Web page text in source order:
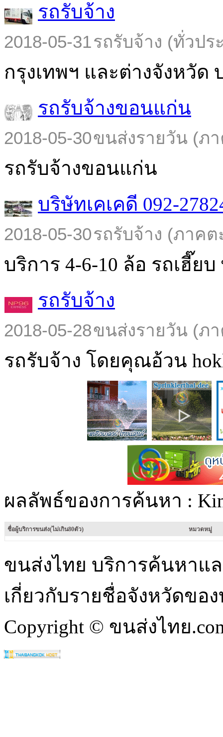
รถรับจ้าง
2018-05-31รถรับจ้าง (ทั่วปร
กรุงเทพฯ และต่างจังหวัด
รถรับจ้างขอนแก่น
2018-05-30ขนส่งรายวัน (ภ
รถรับจ้างขอนแก่น
บริษัทเคเคดี 092-
2018-05-30รถรับจ้าง (ภาคต
บริการ 4-6-10 ล้อ รถเฮี๊ยบ
รถรับจ้าง
2018-05-28ขนส่งรายวัน (ภ
รถรับจ้าง โดยคุณอ้วน
ผลลัพธ์ของการค้นหา :
ชื่อผู้บริการขนส่ง(ไม่เกิน80ตัว) หมวดหมู่
ขนส่งไทย บริการค้นหาแ
เกี่ยวกับรายชื่อจังหวัดขอ
Copyright © ขนส่งไทย